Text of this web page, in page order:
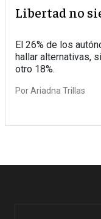
Libertad no
El 26% de los
hallar alternativas,
otro 18%.
PorAriadna Trillas